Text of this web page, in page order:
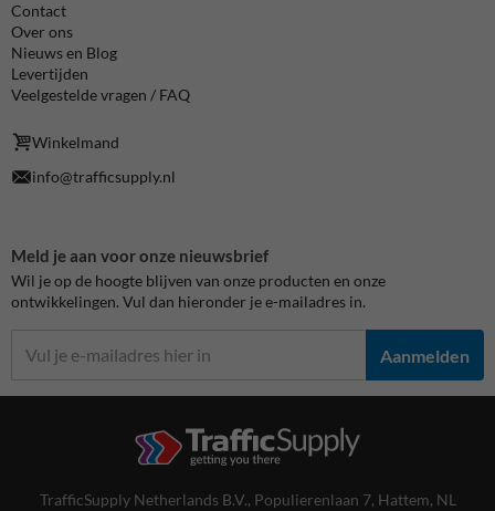
Contact
Over ons
Nieuws en Blog
Levertijden
Veelgestelde vragen / FAQ
Winkelmand
info@trafficsupply.nl
Meld je aan voor onze nieuwsbrief
Wil je op de hoogte blijven van onze producten en onze
ontwikkelingen. Vul dan hieronder je e-mailadres in.
Aanmelden
TrafficSupply Netherlands B.V., Populierenlaan 7, Hattem, NL